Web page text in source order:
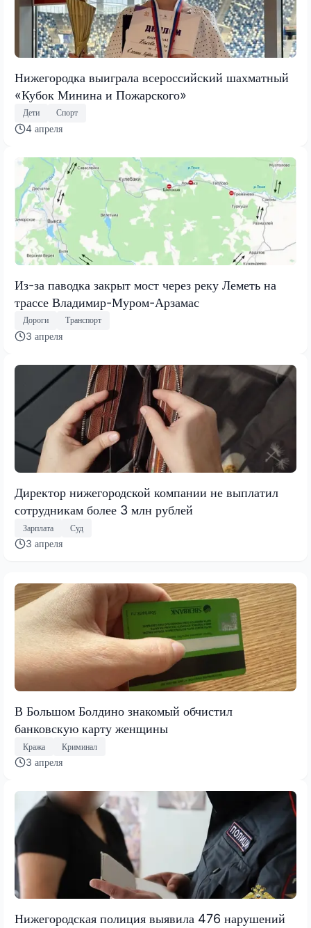
Нижегородка выиграла всероссийский шахматный
«Кубок Минина и Пожарского»
Дети Спорт
4 апреля
Из-за паводка закрыт мост через реку Леметь на
трассе Владимир-Муром-Арзамас
Дороги Транспорт
3 апреля
Директор нижегородской компании не выплатил
сотрудникам более 3 млн рублей
Зарплата Суд
3 апреля
В Большом Болдино знакомый обчистил
банковскую карту женщины
Кража Криминал
3 апреля
Нижегородская полиция выявила 476 нарушений